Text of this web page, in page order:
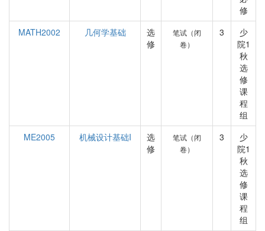
修
MATH2002
几何学基础
选
修
笔试（闭
卷）
3
少
院1
秋
选
修
课
程
组
ME2005
机械设计基础I
选
修
笔试（闭
卷）
3
少
院1
秋
选
修
课
程
组